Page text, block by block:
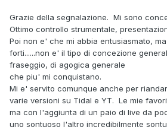
Grazie della segnalazione. Mi sono
Ottimo controllo strumentale,
Poi non e' che mi abbia entusiasmato,
forti......non e' il tipo di concezione
fraseggio, di agogica generale
che piu' mi conquistano.
Mi e' servito comunque anche per
varie versioni su Tidal e YT. Le mie
ma con l'aggiunta di un paio di live da
uno sontuoso l'altro incredibilmente